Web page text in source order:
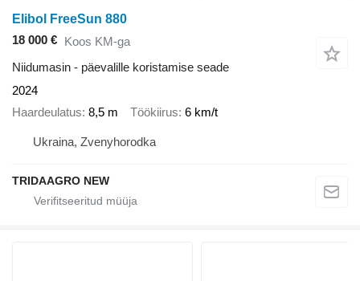
Elibol FreeSun 880
18 000 € Koos KM-ga
Niidumasin - päevalille koristamise seade
2024
Haardeulatus 8,5 m Töökiirus 6 km/t
Ukraina, Zvenyhorodka
TRIDAAGRO NEW